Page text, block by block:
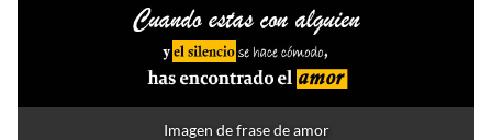
Imagen de frase de amor